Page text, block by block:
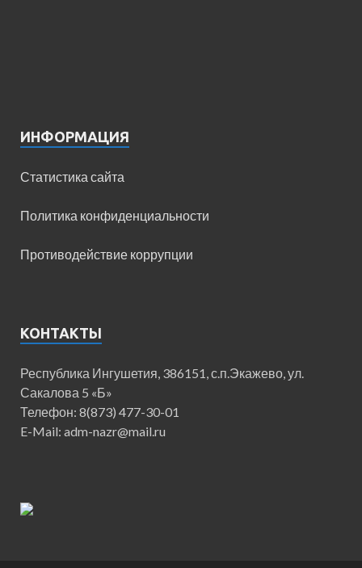
ИНФОРМАЦИЯ
Статистика сайта
Политика конфиденциальности
Противодействие коррупции
КОНТАКТЫ
Республика Ингушетия, 386151, с.п.Экажево, ул.
Сакалова 5 «Б»
Телефон: 8(873) 477-30-01
E-Mail: adm-nazr@mail.ru